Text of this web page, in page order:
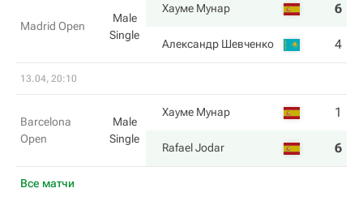
Все матчи
Madrid Open
Male
Single
Хауме Мунар 6
Александр Шевченко 4
13.04, 20:10
Barcelona
Open
Male
Single
Хауме Мунар 1
Rafael Jodar 6